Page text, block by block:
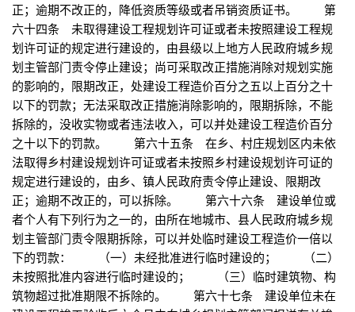
正；逾期不改正的，降低资质等级或者吊销资质证书。 第
六十四条 未取得建设工程规划许可证或者未按照建设工程规
划许可证的规定进行建设的，由县级以上地方人民政府城乡规
划主管部门责令停止建设；尚可采取改正措施消除对规划实施
的影响的，限期改正，处建设工程造价百分之五以上百分之十
以下的罚款；无法采取改正措施消除影响的，限期拆除，不能
拆除的，没收实物或者违法收入，可以并处建设工程造价百分
之十以下的罚款。 第六十五条 在乡、村庄规划区内未依
法取得乡村建设规划许可证或者未按照乡村建设规划许可证的
规定进行建设的，由乡、镇人民政府责令停止建设、限期改
正；逾期不改正的，可以拆除。 第六十六条 建设单位或
者个人有下列行为之一的，由所在地城市、县人民政府城乡规
划主管部门责令限期拆除，可以并处临时建设工程造价一倍以
下的罚款： （一）未经批准进行临时建设的； （二）
未按照批准内容进行临时建设的； （三）临时建筑物、构
筑物超过批准期限不拆除的。 第六十七条 建设单位未在